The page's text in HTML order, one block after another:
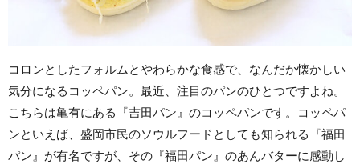
コロンとしたフォルムとやわらかな食感で、なんだか懐かしい
気分になるコッペパン。最近、注目のパンのひとつですよね。
こちらは亀有にある『吉田パン』のコッペパンです。コッペパ
ンといえば、盛岡市民のソウルフードとしても知られる『福田
パン』が有名ですが、その『福田パン』のあんバターに感動し